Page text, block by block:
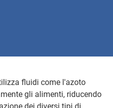
fluidi come l'azoto
gli alimenti, riducendo